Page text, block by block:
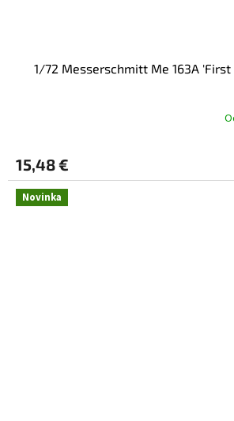
1/72 Messerschmitt Me 163A
15,48 €
Novinka